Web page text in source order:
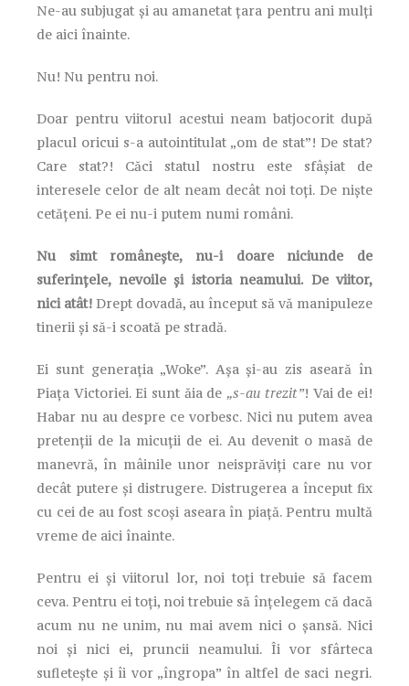
Ne-au subjugat și au amanetat țara pentru ani mulți
de aici înainte.
Nu! Nu pentru noi.
Doar pentru viitorul acestui neam batjocorit după
placul oricui s-a autointitulat „om de stat”! De stat?
Care stat?! Căci statul nostru este sfâșiat de
interesele celor de alt neam decât noi toți. De niște
cetățeni. Pe ei nu-i putem numi români.
Nu simt românește, nu-i doare niciunde de
suferințele, nevoile și istoria neamului. De viitor,
nici atât! Drept dovadă, au început să vă manipuleze
tinerii și să-i scoată pe stradă.
Ei sunt generația „Woke”. Așa și-au zis aseară în
Piața Victoriei. Ei sunt ăia de „s-au trezit”! Vai de ei!
Habar nu au despre ce vorbesc. Nici nu putem avea
pretenții de la micuții de ei. Au devenit o masă de
manevră, în mâinile unor neisprăviți care nu vor
decât putere și distrugere. Distrugerea a început fix
cu cei de au fost scoși aseara în piață. Pentru multă
vreme de aici înainte.
Pentru ei și viitorul lor, noi toți trebuie să facem
ceva. Pentru ei toți, noi trebuie să înțelegem că dacă
acum nu ne unim, nu mai avem nici o șansă. Nici
noi și nici ei, pruncii neamului. Îi vor sfârteca
sufletește și îi vor „îngropa” în altfel de saci negri.